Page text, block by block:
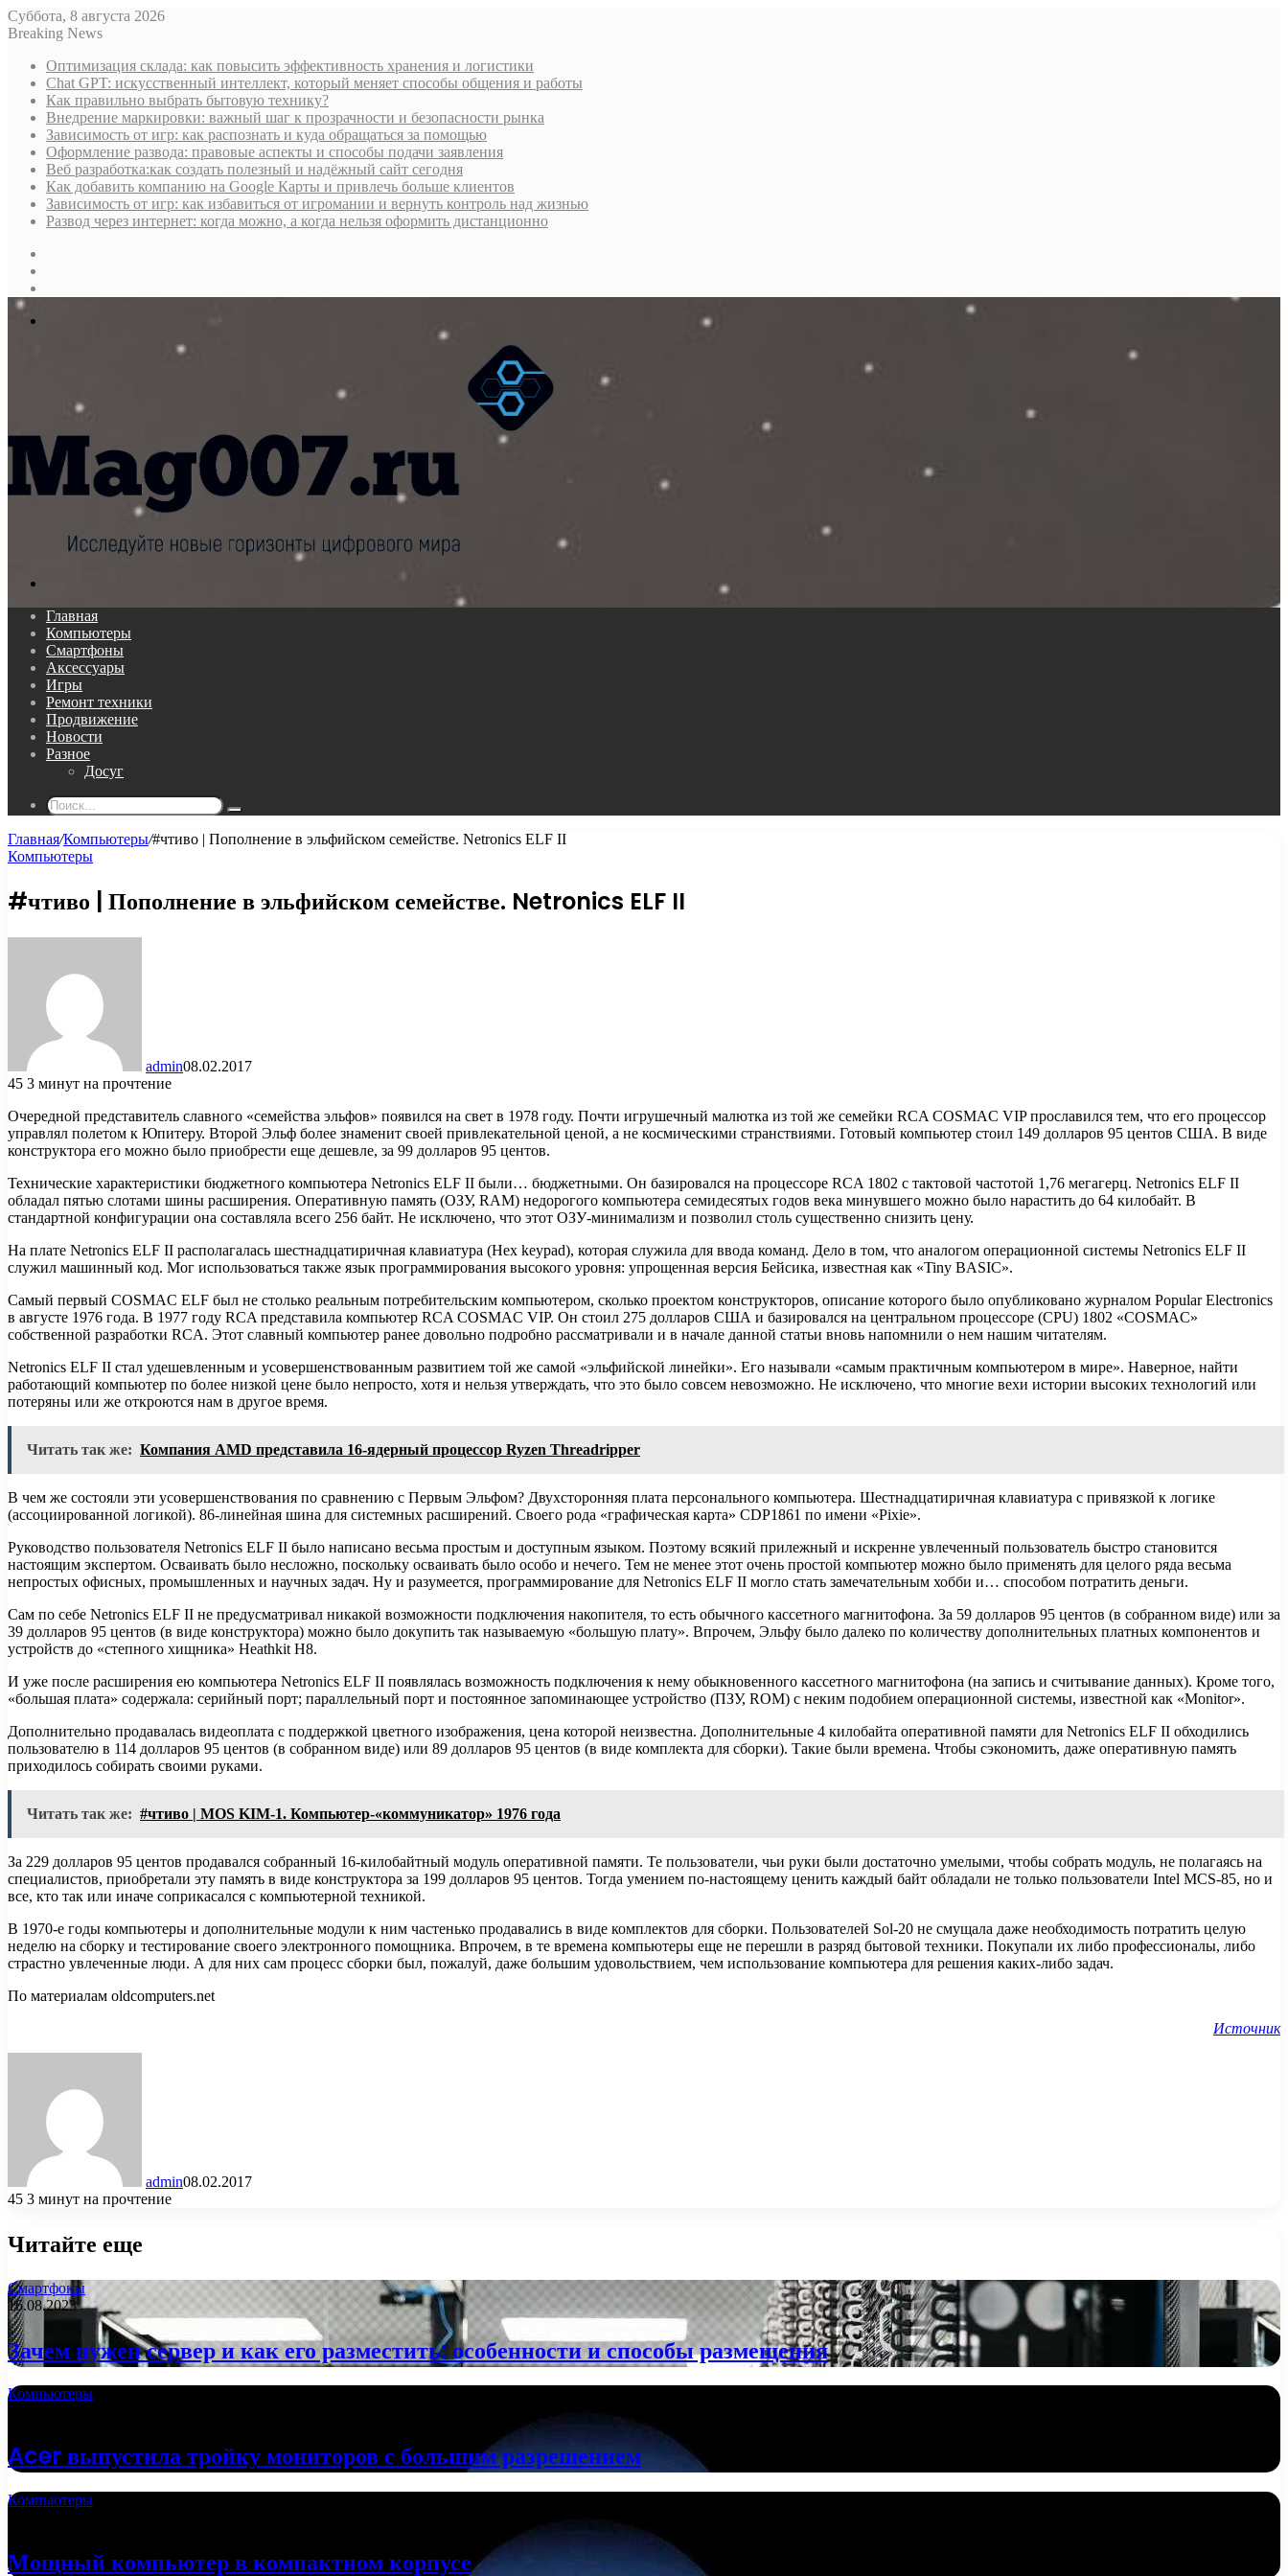
Суббота, 8 августа 2026
Breaking News
Оптимизация склада: как повысить эффективность хранения и логистики
Chat GPT: искусственный интеллект, который меняет способы общения и работы
Как правильно выбрать бытовую технику?
Внедрение маркировки: важный шаг к прозрачности и безопасности рынка
Зависимость от игр: как распознать и куда обращаться за помощью
Оформление развода: правовые аспекты и способы подачи заявления
Веб разработка:как создать полезный и надёжный сайт сегодня
Как добавить компанию на Google Карты и привлечь больше клиентов
Зависимость от игр: как избавиться от игромании и вернуть контроль над жизнью
Развод через интернет: когда можно, а когда нельзя оформить дистанционно
Главная
Компьютеры
Смартфоны
Аксессуары
Игры
Ремонт техники
Продвижение
Новости
Разное
Досуг
Поиск...
Главная/Компьютеры/#чтиво | Пополнение в эльфийском семействе. Netronics ELF II
Компьютеры
#чтиво | Пополнение в эльфийском семействе. Netronics ELF II
admin08.02.2017
45 3 минут на прочтение
Очередной представитель славного «семейства эльфов» появился на свет в 1978 году. Почти игрушечный малютка из той же семейки RCA COSMAC VIP прославился тем, что его процессор
управлял полетом к Юпитеру. Второй Эльф более знаменит своей привлекательной ценой, а не космическими странствиями. Готовый компьютер стоил 149 долларов 95 центов США. В виде
конструктора его можно было приобрести еще дешевле, за 99 долларов 95 центов.
Технические характеристики бюджетного компьютера Netronics ELF II были… бюджетными. Он базировался на процессоре RCA 1802 с тактовой частотой 1,76 мегагерц. Netronics ELF II
обладал пятью слотами шины расширения. Оперативную память (ОЗУ, RAM) недорогого компьютера семидесятых годов века минувшего можно было нарастить до 64 килобайт. В
стандартной конфигурации она составляла всего 256 байт. Не исключено, что этот ОЗУ-минимализм и позволил столь существенно снизить цену.
На плате Netronics ELF II располагалась шестнадцатиричная клавиатура (Hex keypad), которая служила для ввода команд. Дело в том, что аналогом операционной системы Netronics ELF II
служил машинный код. Мог использоваться также язык программирования высокого уровня: упрощенная версия Бейсика, известная как «Tiny BASIC».
Самый первый COSMAC ELF был не столько реальным потребительским компьютером, сколько проектом конструкторов, описание которого было опубликовано журналом Popular Electronics
в августе 1976 года. В 1977 году RCA представила компьютер RCA COSMAC VIP. Он стоил 275 долларов США и базировался на центральном процессоре (CPU) 1802 «COSMAC»
собственной разработки RCA. Этот славный компьютер ранее довольно подробно рассматривали и в начале данной статьи вновь напомнили о нем нашим читателям.
Netronics ELF II стал удешевленным и усовершенствованным развитием той же самой «эльфийской линейки». Его называли «самым практичным компьютером в мире». Наверное, найти
работающий компьютер по более низкой цене было непросто, хотя и нельзя утверждать, что это было совсем невозможно. Не исключено, что многие вехи истории высоких технологий или
потеряны или же откроются нам в другое время.
Читать так же: Компания AMD представила 16-ядерный процессор Ryzen Threadripper
В чем же состояли эти усовершенствования по сравнению с Первым Эльфом? Двухсторонняя плата персонального компьютера. Шестнадцатиричная клавиатура с привязкой к логике
(ассоциированной логикой). 86-линейная шина для системных расширений. Своего рода «графическая карта» CDP1861 по имени «Pixie».
Руководство пользователя Netronics ELF II было написано весьма простым и доступным языком. Поэтому всякий прилежный и искренне увлеченный пользователь быстро становится
настоящим экспертом. Осваивать было несложно, поскольку осваивать было особо и нечего. Тем не менее этот очень простой компьютер можно было применять для целого ряда весьма
непростых офисных, промышленных и научных задач. Ну и разумеется, программирование для Netronics ELF II могло стать замечательным хобби и… способом потратить деньги.
Сам по себе Netronics ELF II не предусматривал никакой возможности подключения накопителя, то есть обычного кассетного магнитофона. За 59 долларов 95 центов (в собранном виде) или за
39 долларов 95 центов (в виде конструктора) можно было докупить так называемую «большую плату». Впрочем, Эльфу было далеко по количеству дополнительных платных компонентов и
устройств до «степного хищника» Heathkit H8.
И уже после расширения ею компьютера Netronics ELF II появлялась возможность подключения к нему обыкновенного кассетного магнитофона (на запись и считывание данных). Кроме того,
«большая плата» содержала: серийный порт; параллельный порт и постоянное запоминающее устройство (ПЗУ, ROM) c неким подобием операционной системы, известной как «Monitor».
Дополнительно продавалась видеоплата с поддержкой цветного изображения, цена которой неизвестна. Дополнительные 4 килобайта оперативной памяти для Netronics ELF II обходились
пользователю в 114 долларов 95 центов (в собранном виде) или 89 долларов 95 центов (в виде комплекта для сборки). Такие были времена. Чтобы сэкономить, даже оперативную память
приходилось собирать своими руками.
Читать так же: #чтиво | MOS KIM-1. Компьютер-«коммуникатор» 1976 года
За 229 долларов 95 центов продавался собранный 16-килобайтный модуль оперативной памяти. Те пользователи, чьи руки были достаточно умелыми, чтобы собрать модуль, не полагаясь на
специалистов, приобретали эту память в виде конструктора за 199 долларов 95 центов. Тогда умением по-настоящему ценить каждый байт обладали не только пользователи Intel MCS-85, но и
все, кто так или иначе соприкасался с компьютерной техникой.
В 1970-е годы компьютеры и дополнительные модули к ним частенько продавались в виде комплектов для сборки. Пользователей Sol-20 не смущала даже необходимость потратить целую
неделю на сборку и тестирование своего электронного помощника. Впрочем, в те времена компьютеры еще не перешли в разряд бытовой техники. Покупали их либо профессионалы, либо
страстно увлеченные люди. А для них сам процесс сборки был, пожалуй, даже большим удовольствием, чем использование компьютера для решения каких-либо задач.
По материалам oldcomputers.net
Источник
admin08.02.2017
45 3 минут на прочтение
Читайте еще
Смартфоны
16.08.2023
Зачем нужен сервер и как его разместить: особенности и способы размещения
Компьютеры
Acer выпустила тройку мониторов с большим разрешением
Компьютеры
Мощный компьютер в компактном корпусе